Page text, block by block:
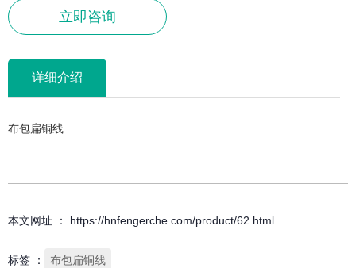
立即咨询
详细介绍
布包扁铜线
本文网址 ： https://hnfengerche.com/product/62.html
标签 ： 布包扁铜线